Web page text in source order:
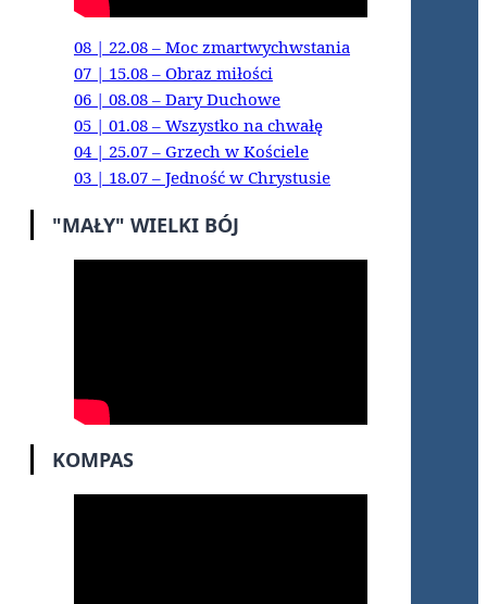
08 | 22.08 – Moc zmartwychwstania
07 | 15.08 – Obraz miłości
06 | 08.08 – Dary Duchowe
05 | 01.08 – Wszystko na chwałę
04 | 25.07 – Grzech w Kościele
03 | 18.07 – Jedność w Chrystusie
"MAŁY" WIELKI BÓJ
KOMPAS